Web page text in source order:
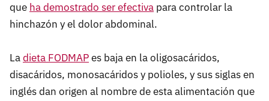
que ha demostrado ser efectiva para controlar la
hinchazón y el dolor abdominal.
Ladieta FODMAPes baja en la oligosacáridos,
disacáridos, monosacáridos y polioles, y sus siglas en
inglés dan origen al nombre de esta alimentación que